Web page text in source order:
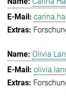
Olivia